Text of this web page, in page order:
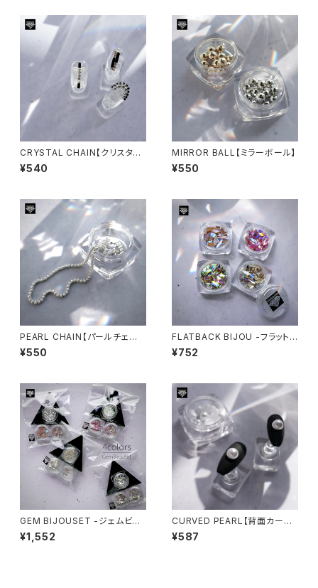
CRYSTAL CHAIN【クリスタル
チェーン】
¥540
MIRROR BALL【ミラーボール】
¥550
PEARL CHAIN【パールチェー
ン】
¥550
FLATBACK BIJOU -フラットバ
ックビジュ-
¥752
GEM BIJOUSET -ジェムビジ
ューセット-
¥1,552
CURVED PEARL【背面カーブ
パール】
¥587